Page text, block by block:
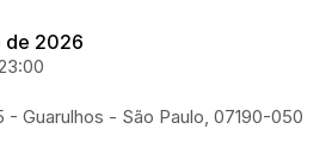
de 2026
- Guarulhos - São Paulo, 07190-050